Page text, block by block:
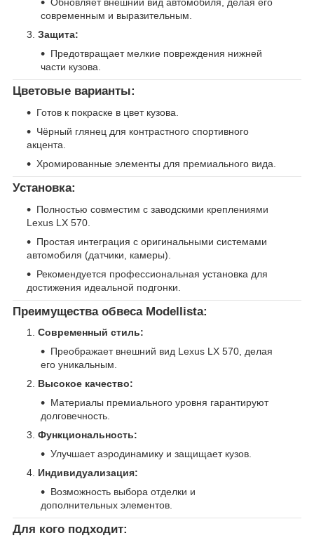
современным и выразительным.
Защита:
Предотвращает мелкие повреждения нижней
части кузова.
Цветовые варианты:
Готов к покраске в цвет кузова.
Чёрный глянец для контрастного спортивного
акцента.
Хромированные элементы для премиального вида.
Установка:
Полностью совместим с заводскими креплениями
Lexus LX 570.
Простая интеграция с оригинальными системами
автомобиля (датчики, камеры).
Рекомендуется профессиональная установка для
достижения идеальной подгонки.
Преимущества обвеса Modellista:
Современный стиль:
Преображает внешний вид Lexus LX 570, делая
его уникальным.
Высокое качество:
Материалы премиального уровня гарантируют
долговечность.
Функциональность:
Улучшает аэродинамику и защищает кузов.
Индивидуализация:
Возможность выбора отделки и
дополнительных элементов.
Для кого подходит: